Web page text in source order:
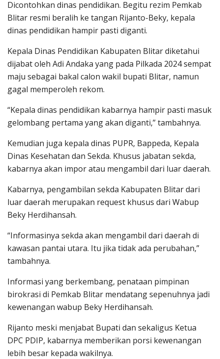
Dicontohkan dinas pendidikan. Begitu rezim Pemkab
Blitar resmi beralih ke tangan Rijanto-Beky, kepala
dinas pendidikan hampir pasti diganti.
Kepala Dinas Pendidikan Kabupaten Blitar diketahui
dijabat oleh Adi Andaka yang pada Pilkada 2024 sempat
maju sebagai bakal calon wakil bupati Blitar, namun
gagal memperoleh rekom.
“Kepala dinas pendidikan kabarnya hampir pasti masuk
gelombang pertama yang akan diganti,” tambahnya.
Kemudian juga kepala dinas PUPR, Bappeda, Kepala
Dinas Kesehatan dan Sekda. Khusus jabatan sekda,
kabarnya akan impor atau mengambil dari luar daerah.
Kabarnya, pengambilan sekda Kabupaten Blitar dari
luar daerah merupakan request khusus dari Wabup
Beky Herdihansah.
“Informasinya sekda akan mengambil dari daerah di
kawasan pantai utara. Itu jika tidak ada perubahan,”
tambahnya.
Informasi yang berkembang, penataan pimpinan
birokrasi di Pemkab Blitar mendatang sepenuhnya jadi
kewenangan wabup Beky Herdihansah.
Rijanto meski menjabat Bupati dan sekaligus Ketua
DPC PDIP, kabarnya memberikan porsi kewenangan
lebih besar kepada wakilnya.